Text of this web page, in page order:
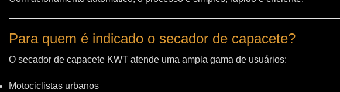
Para quem é indicado o secador de capacete?
O secador de capacete KWT atende uma ampla gama de usuários:
Motociclistas urbanos